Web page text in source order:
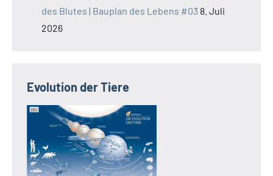
des Blutes | Bauplan des Lebens #03 8. Juli
2026
Evolution der Tiere